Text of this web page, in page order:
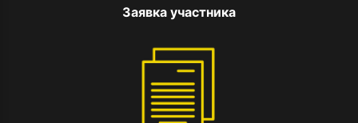
Заявка участника